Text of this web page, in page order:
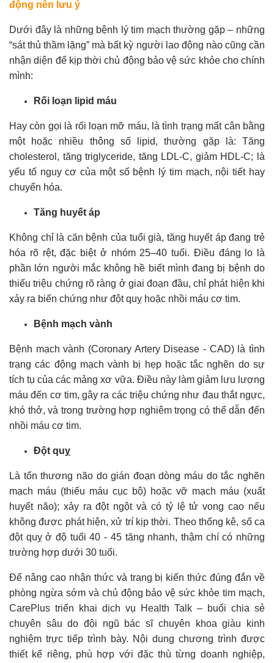
động nên lưu ý
Dưới đây là những bệnh lý tim mạch thường gặp – những
“sát thủ thầm lặng” mà bất kỳ người lao động nào cũng cần
nhận diện để kịp thời chủ động bảo vệ sức khỏe cho chính
mình:
Rối loạn lipid máu
Hay còn gọi là rối loạn mỡ máu, là tình trạng mất cân bằng
một hoặc nhiều thông số lipid, thường gặp là: Tăng
cholesterol, tăng triglyceride, tăng LDL-C, giảm HDL-C; là
yếu tố nguy cơ của một số bệnh lý tim mạch, nội tiết hay
chuyển hóa.
Tăng huyết áp
Không chỉ là căn bệnh của tuổi già, tăng huyết áp đang trẻ
hóa rõ rệt, đặc biệt ở nhóm 25–40 tuổi. Điều đáng lo là
phần lớn người mắc không hề biết mình đang bị bệnh do
thiếu triệu chứng rõ ràng ở giai đoạn đầu, chỉ phát hiện khi
xảy ra biến chứng như đột quỵ hoặc nhồi máu cơ tim.
Bệnh mạch vành
Bệnh mạch vành (Coronary Artery Disease - CAD) là tình
trạng các động mạch vành bị hẹp hoặc tắc nghẽn do sự
tích tụ của các mảng xơ vữa. Điều này làm giảm lưu lượng
máu đến cơ tim, gây ra các triệu chứng như đau thắt ngực,
khó thở, và trong trường hợp nghiêm trọng có thể dẫn đến
nhồi máu cơ tim.
Đột quỵ
Là tổn thương não do gián đoạn dòng máu do tắc nghẽn
mạch máu (thiếu máu cục bộ) hoặc vỡ mạch máu (xuất
huyết não); xảy ra đột ngột và có tỷ lệ tử vong cao nếu
không được phát hiện, xử trí kịp thời. Theo thống kê, số ca
đột quỵ ở độ tuổi 40 - 45 tăng nhanh, thậm chí có những
trường hợp dưới 30 tuổi.
Để nâng cao nhận thức và trang bị kiến thức đúng đắn về
phòng ngừa sớm và chủ động bảo vệ sức khỏe tim mạch,
CarePlus triển khai dịch vụ Health Talk – buổi chia sẻ
chuyên sâu do đội ngũ bác sĩ chuyên khoa giàu kinh
nghiệm trực tiếp trình bày. Nội dung chương trình được
thiết kế riêng, phù hợp với đặc thù từng doanh nghiệp,